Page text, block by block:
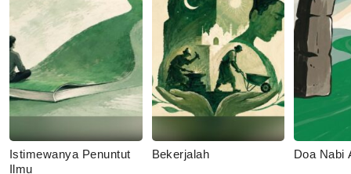
Istimewanya Penuntut
Ilmu
Bekerjalah Doa Nabi